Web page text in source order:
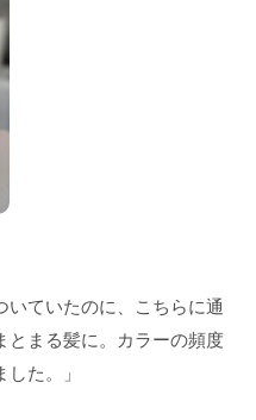
いていたのに、こちらに通
とまる髪に。カラーの頻度
た。」